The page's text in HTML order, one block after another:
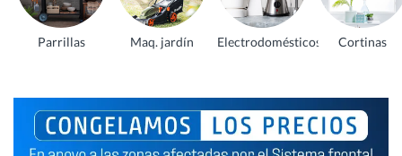
Parrillas Maq. jardín Electrodomésticos Cortinas